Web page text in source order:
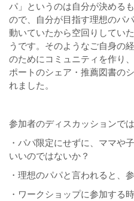
パ」というのは自分が決める
ので、自分が目指す理想のパ
動いていたから空回りしてい
うです。そのようなご自身の
のためにコミュニティを作り
ポートのシェア・推薦図書の
れました。
参加者のディスカッションでは
・パパ限定にせずに、ママや
いいのではないか？
・理想のパパと言われると、
・ワークショップに参加する